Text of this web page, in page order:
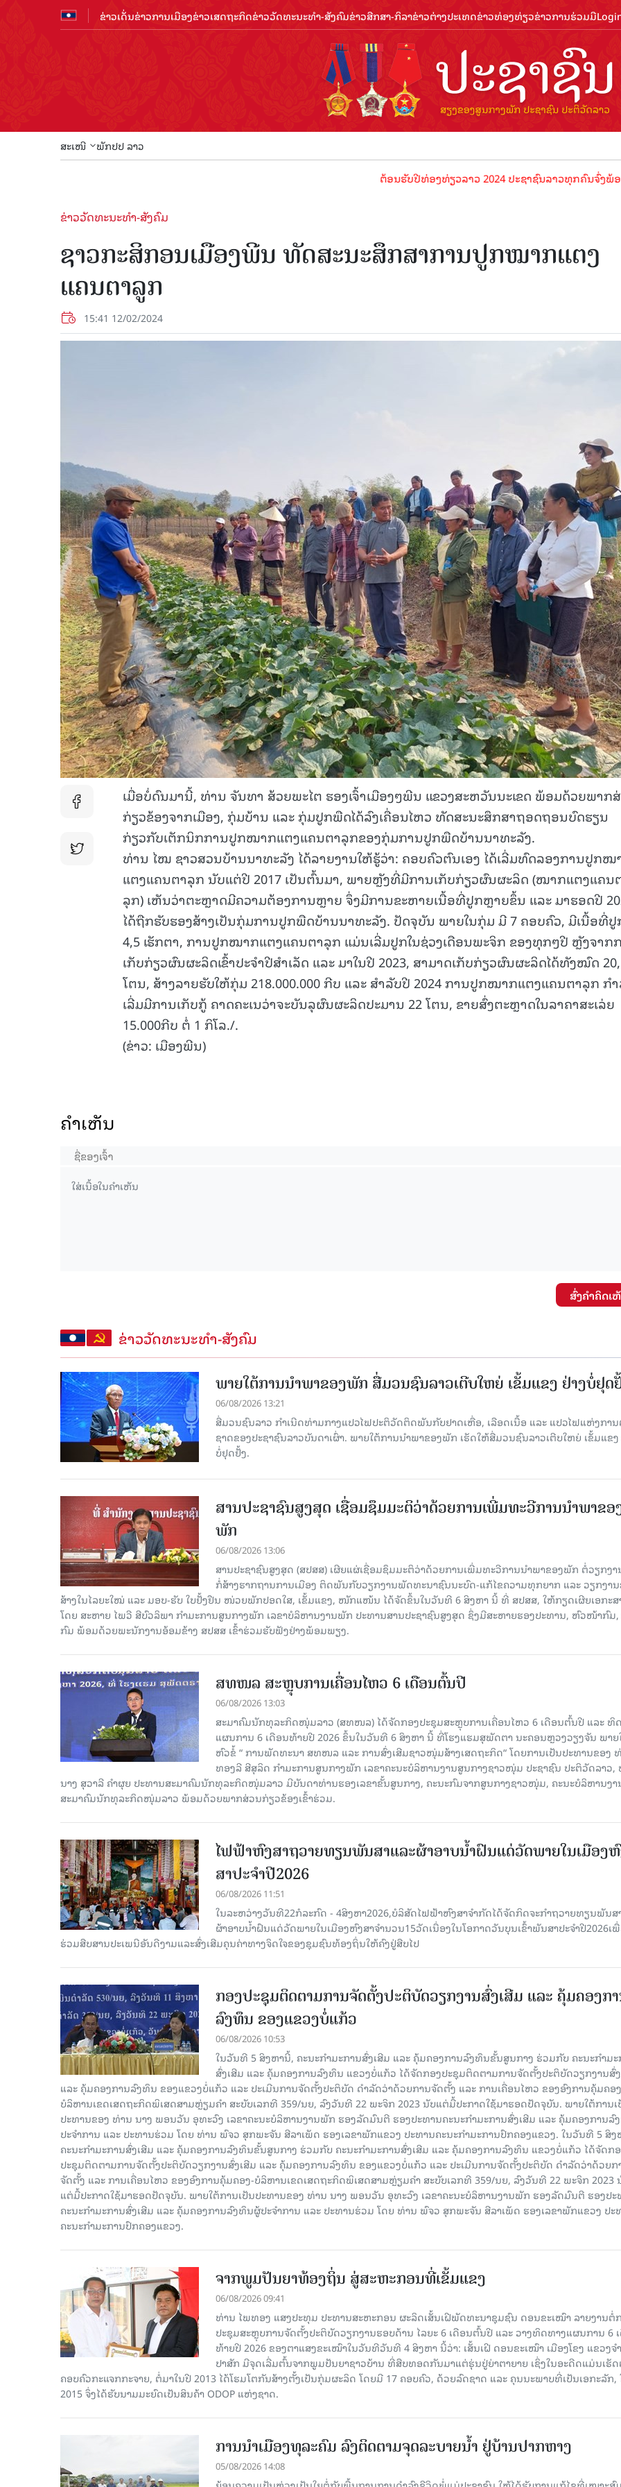
ຂ່າວເດັ່ນຂ່າວການເມືອງຂ່າວເສດຖະກິດຂ່າວວັດທະນະທຳ-ສັງຄົມຂ່າວສືກສາ-ກິລາຂ່າວຕ່າງປະເທດຂ່າວທ່ອງທ່ຽວຂ່າວການຮ່ວມມື
ສະເໜີ ພັກປປ ລາວ
ຕ້ອນຮັບປີທ່ອງທ່ຽວລາວ 2024 ປະຊາຊົນລາວທຸກຄົນຈົ່ງພ້ອມເປັນ
ຂ່າວວັດທະນະທຳ-ສັງຄົມ
ຊາວກະສິກອນເມືອງພີນ ທັດສະນະສຶກສາການປູກໝາກແຕງ
ແຄນຕາລູກ
15:41 12/02/2024
ເມື່ອບໍ່ດົນມານີ້, ທ່ານ ຈັນທາ ສ້ວຍພະໄຕ ຮອງເຈົ້າເມືອງໆພີນ ແຂວງສະຫວັນນະເຂດ ພ້ອມດ້ວຍພາກ
ກ່ຽວຂ້ອງຈາກເມືອງ, ກຸ່ມບ້ານ ແລະ ກຸ່ມປູກພືດໄດ້ລົງເຄື່ອນໄຫວ ທັດສະນະສຶກສາຖອດຖອນບົດຮຽນ
ກ່ຽວກັບເຕັກນິກການປູກໝາກແຕງແຄນຕາລຸກຂອງກຸ່ມການປູກພືດບ້ານນາທະລັງ.
ທ່ານ ໄໝ ຊາວສວນບ້ານນາທະລັງ ໄດ້ລາຍງານໃຫ້ຮູ້ວ່າ: ຄອບຄົວຕົນເອງ ໄດ້ເລີ່ມທົດລອງການປູກໝ
ແຕງແຄນຕາລຸກ ນັບແຕ່ປີ 2017 ເປັນຕົ້ນມາ, ພາຍຫຼັງທີ່ມີການເກັບກ່ຽວຜົນຜະລິດ (ໝາກແຕງແຄນ
ລຸກ) ເຫັນວ່າຕະຫຼາດມີຄວາມຕ້ອງການຫຼາຍ ຈຶ່ງມີການຂະຫາຍເນື້ອທີ່ປູກຫຼາຍຂຶ້ນ ແລະ ມາຮອດປີ
ໄດ້ຖືກຮັບຮອງສ້າງເປັນກຸ່ມການປູກພືດບ້ານນາທະລັງ. ປັດຈຸບັນ ພາຍໃນກຸ່ມ ມີ 7 ຄອບຄົວ, ມີເນື້ອທີ່ປູ
4,5 ເຮັກຕາ, ການປູກໝາກແຕງແຄນຕາລຸກ ແມ່ນເລີ່ມປູກໃນຊ່ວງເດືອນພະຈິກ ຂອງທຸກໆປີ ຫຼັງຈາກ
ເກັບກ່ຽວຜົນຜະລິດເຂົ້າປະຈໍາປີສໍາເລັດ ແລະ ມາໃນປີ 2023, ສາມາດເກັບກ່ຽວຜົນຜະລິດໄດ້ທັງໝົດ
ໂຕນ, ສ້າງລາຍຮັບໃຫ້ກຸ່ມ 218.000.000 ກີບ ແລະ ສໍາລັບປີ 2024 ການປູກໝາກແຕງແຄນຕາລຸກ ກ
ເລີ່ມມີການເກັບກູ້ ຄາດຄະເນວ່າຈະບັນລຸຜົນຜະລິດປະມານ 22 ໂຕນ, ຂາຍສົ່ງຕະຫຼາດໃນລາຄາສະເລ່ຍ
15.000ກີບ ຕໍ່ 1 ກິໂລ./.
(ຂ່າວ: ເມືອງພີນ)
ຄໍາເຫັນ
ສົ່ງຄໍາຄິດເ
ຂ່າວວັດທະນະທຳ-ສັງຄົມ
ພາຍໃຕ້ການນໍາພາຂອງພັກ ສື່ມວນຊົນລາວເຕີບໃຫຍ່ ເຂັ້ມແຂງ ຢ່າງບໍ່ຢຸດ
06/08/2026 13:21
ສື່ມວນຊົນລາວ ກຳເນີດທ່າມກາງແປວໄຟປະຕິວັດຕິດພັນກັບຢາດເຫື່ອ, ເລືອດເນື້ອ ແລະ ແປວໄຟແຫ່ງກາ
ຊາດຂອງປະຊາຊົນລາວບັນດາເຜົ່າ. ພາຍໃຕ້ການນໍາພາຂອງພັກ ເຮັດໃຫ້ສື່ມວນຊົນລາວເຕີບໃຫຍ່ ເຂັ້ມແຂງ
ບໍ່ຢຸດຢັ້ງ.
ສານປະຊາຊົນສູງສຸດ ເຊື່ອມຊຶມມະຕິວ່າດ້ວຍການເພີ່ມທະວີການນຳພາຂອ
ພັກ
06/08/2026 13:06
ສານປະຊາຊົນສູງສຸດ (ສປສສ) ເຜີຍແຜ່ເຊື່ອມຊຶມມະຕິວ່າດ້ວຍການເພີ່ມທະວີການນຳພາຂອງພັກ ຕໍ່ວຽກງາ
ກໍ່ສ້າງຮາກຖານການເມືອງ ຕິດພັນກັບວຽກງານພັດທະນາຊົນນະບົດ-ແກ້ໄຂຄວາມທຸກຍາກ ແລະ ວຽກງາ
ສ້າງໃນໄລຍະໃໝ່ ແລະ ມອບ-ຮັບ ໃບຢັ້ງຢືນ ໜ່ວຍພັກປອດໃສ, ເຂັ້ມແຂງ, ໜັກແໜ້ນ ໄດ້ຈັດຂຶ້ນໃນວັນທີ 6 ສິງຫາ ນີ້ ທີ່ ສປສສ, ໃຫ້ກຽດເຜີຍເອກະສ
ໂດຍ ສະຫາຍ ໄພວີ ສີບົວລິພາ ກຳມະການສູນກາງພັກ ເລຂາບໍລິຫານງານພັກ ປະທານສານປະຊາຊົນສູງສຸດ ຊຶ່ງມີສະຫາຍຮອງປະທານ, ຫົວໜ້າກົມ,
ກົມ ພ້ອມດ້ວຍພະນັກງານອ້ອມຂ້າງ ສປສສ ເຂົ້າຮ່ວມຮັບຟັງຢ່າງພ້ອມພຽງ.
ສທໜລ ສະຫຼຸບການເຄື່ອນໄຫວ 6 ເດືອນຕົ້ນປີ
06/08/2026 13:03
ສະມາຄົມນັກທຸລະກິດໜຸ່ມລາວ (ສທໜລ) ໄດ້ຈັດກອງປະຊຸມສະຫຼຸບການເຄື່ອນໄຫວ 6 ເດືອນຕົ້ນປີ ແລະ ທິ
ແຜນການ 6 ເດືອນທ້າຍປີ 2026 ຂຶ້ນໃນວັນທີ 6 ສິງຫາ ນີ້ ທີ່ໂຮງແຮມສຸພັດຕາ ນະຄອນຫຼວງວຽງຈັນ ພາຍ
ຫົວຂໍ້ “ ການພັດທະນາ ສທໜລ ແລະ ການສົ່ງເສີມຊາວໜຸ່ມສ້າງເສດຖະກິດ“ ໂດຍການເປັນປະທານຂອງ
ທອງລີ ສີສຸລິດ ກຳມະການສູນກາງພັກ ເລຂາຄະນະບໍລິຫານງານສູນກາງຊາວໜຸ່ມ ປະຊາຊົນ ປະຕິວັດລາວ,
ນາງ ສຸວາລີ ຄຳຜຸຍ ປະທານສະມາຄົມນັກທຸລະກິດໜຸ່ມລາວ ມີບັນດາທ່ານຮອງເລຂາຂັ້ນສູນກາງ, ຄະນະກົມຈາກສູນກາງຊາວໜຸ່ມ, ຄະນະບໍລິຫານງາ
ສະມາຄົມນັກທຸລະກິດໜຸ່ມລາວ ພ້ອມດ້ວຍພາກສ່ວນກ່ຽວຂ້ອງເຂົ້າຮ່ວມ.
ໄຟຟ້າຫົງສາຖວາຍທຽນພັນສາແລະຜ້າອາບນໍ້າຝົນແດ່ວັດພາຍໃນເມືອງ
ສາປະຈໍາປີ2026
06/08/2026 11:51
ໃນລະຫວ່າງວັນທີ22ກໍລະກົດ - 4ສິງຫາ2026,ບໍລິສັດໄຟຟ້າຫົງສາຈໍາກັດໄດ້ຈັດກິດຈະກໍາຖວາຍທຽນພັນສ
ຜ້າອາບນໍ້າຝົນແດ່ວັດພາຍໃນເມືອງຫົງສາຈໍານວນ15ວັດເນື່ອງໃນໂອກາດວັນບຸນເຂົ້າພັນສາປະຈໍາປີ2026ເ
ຮ່ວມສືບສານປະເພນີອັນດີງາມແລະສົ່ງເສີມຄຸນຄ່າທາງຈິດໃຈຂອງຊຸມຊົນທ້ອງຖິ່ນໃຫ້ຄົງຢູ່ສືບໄປ
ກອງປະຊຸມຕິດຕາມການຈັດຕັ້ງປະຕິບັດວຽກງານສົ່ງເສີມ ແລະ ຄຸ້ມຄອງກ
ລົງທຶນ ຂອງແຂວງບໍ່ແກ້ວ
06/08/2026 10:53
ໃນວັນທີ 5 ສິງຫານີ້, ຄະນະກໍາມະການສົ່ງເສີມ ແລະ ຄຸ້ມຄອງການລົງທຶນຂັ້ນສູນກາງ ຮ່ວມກັບ ຄະນະກໍາມະ
ສົ່ງເສີມ ແລະ ຄຸ້ມຄອງການລົງທຶນ ແຂວງບໍ່ແກ້ວ ໄດ້ຈັດກອງປະຊຸມຕິດຕາມການຈັດຕັ້ງປະຕິບັດວຽກງານສົ່
ແລະ ຄຸ້ມຄອງການລົງທຶນ ຂອງແຂວງບໍ່ແກ້ວ ແລະ ປະເມີນການຈັດຕັ້ງປະຕິບັດ ດຳລັດວ່າດ້ວຍການຈັດຕັ້ງ ແລະ ການເຄື່ອນໄຫວ ຂອງອົງການຄຸ້ມຄອ
ບໍລິຫານເຂດເສດຖະກິດພິເສດສາມຫຼ່ຽມຄຳ ສະບັບເລກທີ 359/ນຍ, ລົງວັນທີ 22 ພະຈິກ 2023 ນັບແຕ່ມື້ປະກາດໃຊ້ມາຮອດປັດຈຸບັນ. ພາຍໃຕ້ການເ
ປະທານຂອງ ທ່ານ ນາງ ພອນວັນ ອຸທະວົງ ເລຂາຄະນະບໍລິຫານງານພັກ ຮອງລັດມົນຕີ ຮອງປະທານຄະນະກໍາມະການສົ່ງເສີມ ແລະ ຄຸ້ມຄອງການລົ
ປະຈໍາການ ແລະ ປະທານຮ່ວມ ໂດຍ ທ່ານ ພົຈວ ສຸກພະຈັນ ສີລາເພັດ ຮອງເລຂາພັກແຂວງ ປະທານຄະນະກຳມະການປົກຄອງແຂວງ. ໃນວັນທີ 5 ສິງ
ຄະນະກໍາມະການສົ່ງເສີມ ແລະ ຄຸ້ມຄອງການລົງທຶນຂັ້ນສູນກາງ ຮ່ວມກັບ ຄະນະກໍາມະການສົ່ງເສີມ ແລະ ຄຸ້ມຄອງການລົງທຶນ ແຂວງບໍ່ແກ້ວ ໄດ້ຈັດກ
ປະຊຸມຕິດຕາມການຈັດຕັ້ງປະຕິບັດວຽກງານສົ່ງເສີມ ແລະ ຄຸ້ມຄອງການລົງທຶນ ຂອງແຂວງບໍ່ແກ້ວ ແລະ ປະເມີນການຈັດຕັ້ງປະຕິບັດ ດຳລັດວ່າດ້ວຍກ
ຈັດຕັ້ງ ແລະ ການເຄື່ອນໄຫວ ຂອງອົງການຄຸ້ມຄອງ-ບໍລິຫານເຂດເສດຖະກິດພິເສດສາມຫຼ່ຽມຄຳ ສະບັບເລກທີ 359/ນຍ, ລົງວັນທີ 22 ພະຈິກ 2023
ແຕ່ມື້ປະກາດໃຊ້ມາຮອດປັດຈຸບັນ. ພາຍໃຕ້ການເປັນປະທານຂອງ ທ່ານ ນາງ ພອນວັນ ອຸທະວົງ ເລຂາຄະນະບໍລິຫານງານພັກ ຮອງລັດມົນຕີ ຮອງປະ
ຄະນະກໍາມະການສົ່ງເສີມ ແລະ ຄຸ້ມຄອງການລົງທຶນຜູ້ປະຈໍາການ ແລະ ປະທານຮ່ວມ ໂດຍ ທ່ານ ພົຈວ ສຸກພະຈັນ ສີລາເພັດ ຮອງເລຂາພັກແຂວງ ປະ
ຄະນະກຳມະການປົກຄອງແຂວງ.
ຈາກພູມປັນຍາທ້ອງຖິ່ນ ສູ່ສະຫະກອນທີ່ເຂັ້ມແຂງ
06/08/2026 09:41
ທ່ານ ໄພທອງ ແສງປະທຸມ ປະທານສະຫະກອນ ຜະລິດເສັ້ນເຝີພັດທະນາຊຸມຊົນ ດອນຂະເໝົາ ລາຍງານຕໍ່
ປະຊຸມສະຫຼຸບການຈັດຕັ້ງປະຕິບັດວຽກງານຮອບດ້ານ ໄລຍະ 6 ເດືອນຕົ້ນປີ ແລະ ວາງທິດທາງແຜນການ 6
ທ້າຍປີ 2026 ຂອງຕາແສງຂະເໝົາໃນວັນທີວັນທີ 4 ສິງຫາ ນີ້ວ່າ: ເສັ້ນເຝີ ດອນຂະເໝົາ ເມືອງໂຂງ ແຂວງຈຳ
ປາສັກ ມີຈຸດເລີ່ມຕົ້ນຈາກພູມປັນຍາຊາວບ້ານ ທີ່ສືບທອດກັນມາແຕ່ຮຸ່ນປູ່ຍ່າຕາຍາຍ ເຊິ່ງໃນອະດີດແມ່ນເຮັ
ຄອບຄົວກະແຈກກະຈາຍ, ຕໍ່ມາໃນປີ 2013 ໄດ້ໂຮມໂຕກັນສ້າງຕັ້ງເປັນກຸ່ມຜະລິດ ໂດຍມີ 17 ຄອບຄົວ, ດ້ວຍລົດຊາດ ແລະ ຄຸນນະພາບທີ່ເປັນເອກະລັກ,
2015 ຈຶ່ງໄດ້ຮັບນາມມະຍົດເປັນສິນຄ້າ ODOP ແຫ່ງຊາດ.
ການນໍາເມືອງທຸລະຄົມ ລົງຕິດຕາມຈຸດລະບາຍນໍ້າ ຢູ່ບ້ານປາກຫາງ
05/08/2026 14:08
15.039(06-08-2026) 15.038(05-08-2026)